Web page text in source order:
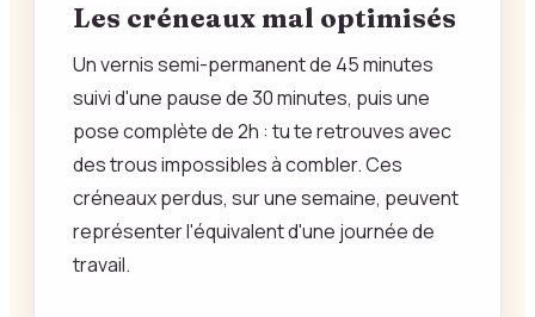
Les créneaux mal optimisés
Un vernis semi-permanent de 45 minutes
suivi d'une pause de 30 minutes, puis une
pose complète de 2h : tu te retrouves avec
des trous impossibles à combler. Ces
créneaux perdus, sur une semaine, peuvent
représenter l'équivalent d'une journée de
travail.